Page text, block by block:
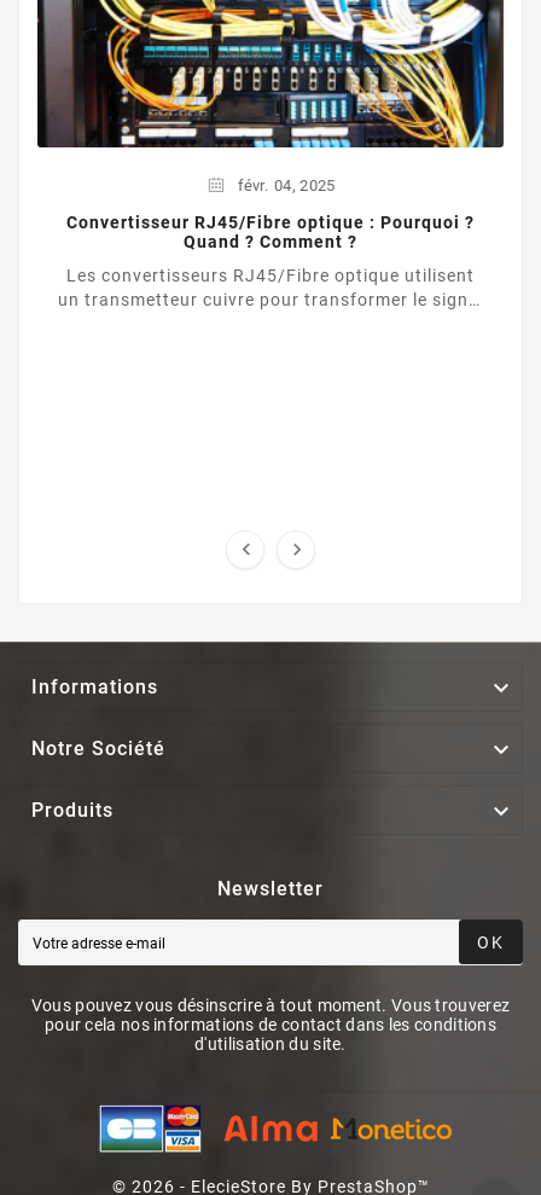
févr. 04, 2025
Convertisseur RJ45/Fibre optique : Pourquoi ?
Quand ? Comment ?
Les convertisseurs RJ45/Fibre optique utilisent
un transmetteur cuivre pour transformer le signal
 
Informations 
Notre Société 
Produits 
Newsletter
OK
Vous pouvez vous désinscrire à tout moment. Vous trouverez
pour cela nos informations de contact dans les conditions
d'utilisation du site.
© 2026 - ElecieStore By PrestaShop™